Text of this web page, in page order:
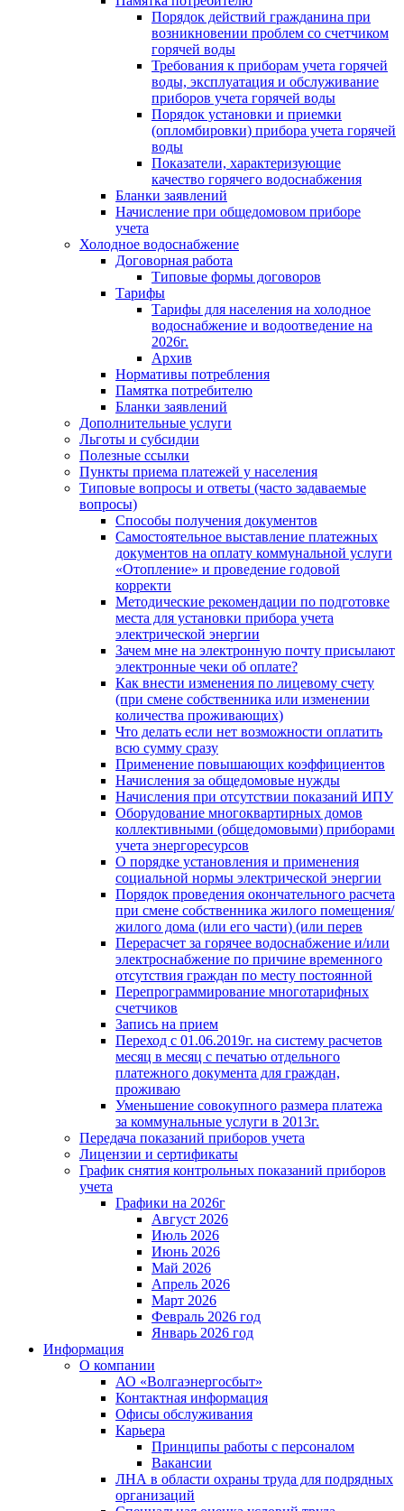
Порядок действий гражданина при
возникновении проблем со счетчиком
горячей воды
Требования к приборам учета горячей
воды, эксплуатация и обслуживание
приборов учета горячей воды
Порядок установки и приемки
(опломбировки) прибора учета горячей
воды
Показатели, характеризующие
качество горячего водоснабжения
Бланки заявлений
Начисление при общедомовом приборе
учета
Холодное водоснабжение
Договорная работа
Типовые формы договоров
Тарифы
Тарифы для населения на холодное
водоснабжение и водоотведение на
2026г.
Архив
Нормативы потребления
Памятка потребителю
Бланки заявлений
Дополнительные услуги
Льготы и субсидии
Полезные ссылки
Пункты приема платежей у населения
Типовые вопросы и ответы (часто задаваемые
вопросы)
Способы получения документов
Самостоятельное выставление платежных
документов на оплату коммунальной услуги
«Отопление» и проведение годовой
корректи
Методические рекомендации по подготовке
места для установки прибора учета
электрической энергии
Зачем мне на электронную почту присылают
электронные чеки об оплате?
Как внести изменения по лицевому счету
(при смене собственника или изменении
количества проживающих)
Что делать если нет возможности оплатить
всю сумму сразу
Применение повышающих коэффициентов
Начисления за общедомовые нужды
Начисления при отсутствии показаний ИПУ
Оборудование многоквартирных домов
коллективными (общедомовыми) приборами
учета энергоресурсов
О порядке установления и применения
социальной нормы электрической энергии
Порядок проведения окончательного расчета
при смене собственника жилого помещения/
жилого дома (или его части) (или перев
Перерасчет за горячее водоснабжение и/или
электроснабжение по причине временного
отсутствия граждан по месту постоянной
Перепрограммирование многотарифных
счетчиков
Запись на прием
Переход с 01.06.2019г. на систему расчетов
месяц в месяц с печатью отдельного
платежного документа для граждан,
проживаю
Уменьшение совокупного размера платежа
за коммунальные услуги в 2013г.
Передача показаний приборов учета
Лицензии и сертификаты
График снятия контрольных показаний приборов
учета
Графики на 2026г
Август 2026
Июль 2026
Июнь 2026
Май 2026
Апрель 2026
Март 2026
Февраль 2026 год
Январь 2026 год
Информация
О компании
АО «Волгаэнергосбыт»
Контактная информация
Офисы обслуживания
Карьера
Принципы работы с персоналом
Вакансии
ЛНА в области охраны труда для подрядных
организаций